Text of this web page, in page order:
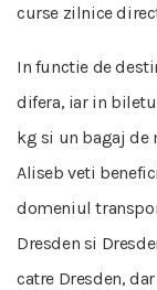
curse zilnice
In functie de
difera, iar in
kg si un bagaj de
Aliseb veti
domeniul
Dresden si
catre Dresden,